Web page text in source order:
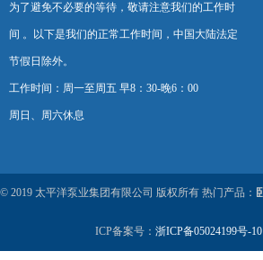
为了避免不必要的等待，敬请注意我们的工作时
间 。以下是我们的正常工作时间，中国大陆法定
节假日除外。
工作时间：周一至周五 早8：30-晚6：00
周日、周六休息
© 2019 太平洋泵业集团有限公司 版权所有 热门产品：
ICP备案号： 浙ICP备05024199号-10